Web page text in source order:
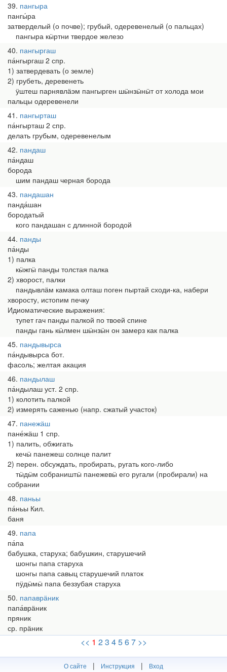
39 пангыра
пангы́ра
затверделый (о почве); грубый, одеревенелый (о пальцах)
пангыра кӹртни твердое железо
40 пангыргаш
па́нгыргаш 2 спр.
1) затвердевать (о земле)
2) грубеть, деревенеть
ӱштеш парнявлӓэм пангырген шӹнзӹнӹт от холода мои
пальцы одеревенели
41 пангырташ
па́нгырташ 2 спр.
делать грубым, одеревенелым
42 пандаш
па́ндаш
борода
шим пандаш черная борода
43 пандашан
панда́шан
бородатый
кого пандашан с длинной бородой
44 панды
па́нды
1) палка
кӹжгӹ панды толстая палка
2) хворост, палки
пандывлӓм камака олташ поген пыртай сходи-ка, набери
хворосту, истопим печку
Идиоматические выражения:
тупет гач панды палкой по твоей спине
панды гань кӹлмен шӹнзӹн он замерз как палка
45 пандывырса
па́ндывырса бот.
фасоль; желтая акация
46 пандылаш
па́ндылаш уст. 2 спр.
1) колотить палкой
2) измерять саженью (напр. сжатый участок)
47 панежӓш
пане́жӓш 1 спр.
1) палить, обжигать
кечӹ панежеш солнце палит
2) перен. обсуждать, пробирать, ругать кого-либо
тӹдӹм собраништӹ панежевӹ его ругали (пробирали) на
собрании
48 паньы
па́ньы Кил.
баня
49 папа
па́па
бабушка, старуха; бабушкин, старушечий
шонгы папа старуха
шонгы папа савыц старушечий платок
пӱдӹмӹ папа беззубая старуха
50 папаврӓник
папа́врӓник
пряник
ср. прӓник
<< 1 23 4567 >>
О сайте | Инструкция | Вход